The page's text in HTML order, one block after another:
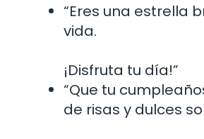
“Eres una estrella
vida.
¡Disfruta tu día!”
“Que tu
de risas y dulces